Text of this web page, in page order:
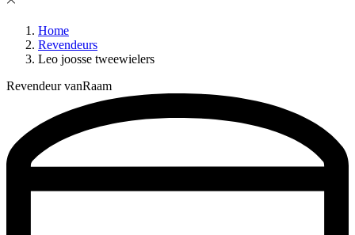
Home
Revendeurs
Leo joosse tweewielers
Revendeur vanRaam